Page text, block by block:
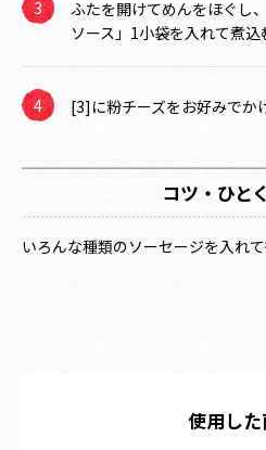
ふたを開けてめんをほぐし
ソース」1小袋を入れて煮込
[3]に粉チーズをお好みでか
コツ・ひと
いろんな種類のソーセージを入れて
使用し